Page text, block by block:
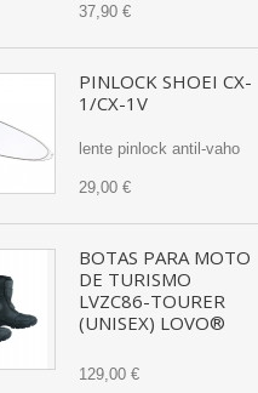
37,90 €
PINLOCK SHOEI CX-
1/CX-1V
lente pinlock antil-vaho
29,00 €
BOTAS PARA MOTO
DE TURISMO
LVZC86-TOURER
(UNISEX) LOVO®
129,00 €